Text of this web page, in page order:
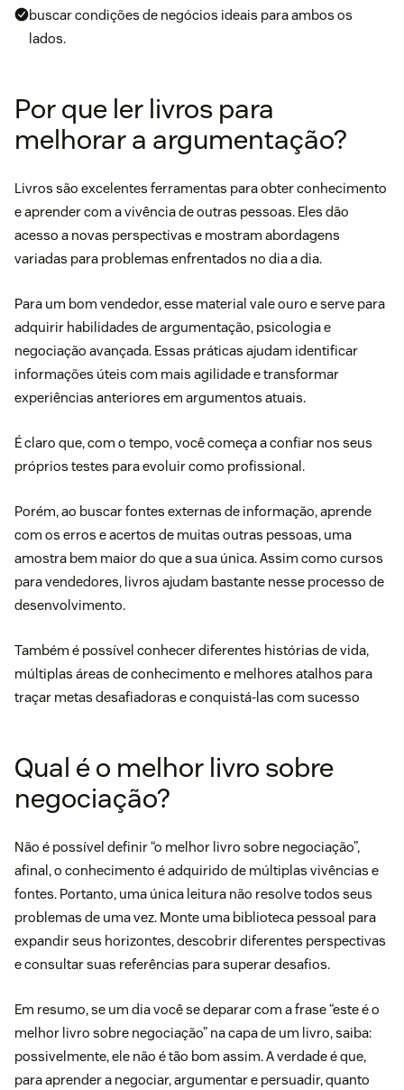
buscar condições de negócios ideais para ambos os
lados.
Por que ler livros para
melhorar a argumentação?
Livros são excelentes ferramentas para obter conhecimento
e aprender com a vivência de outras pessoas. Eles dão
acesso a novas perspectivas e mostram abordagens
variadas para problemas enfrentados no dia a dia.
Para um bom vendedor, esse material vale ouro e serve para
adquirir habilidades de argumentação, psicologia e
negociação avançada. Essas práticas ajudam identificar
informações úteis com mais agilidade e transformar
experiências anteriores em argumentos atuais.
É claro que, com o tempo, você começa a confiar nos seus
próprios testes para evoluir como profissional.
Porém, ao buscar fontes externas de informação, aprende
com os erros e acertos de muitas outras pessoas, uma
amostra bem maior do que a sua única. Assim como cursos
para vendedores, livros ajudam bastante nesse processo de
desenvolvimento.
Também é possível conhecer diferentes histórias de vida,
múltiplas áreas de conhecimento e melhores atalhos para
traçar metas desafiadoras e conquistá-las com sucesso
Qual é o melhor livro sobre
negociação?
Não é possível definir “o melhor livro sobre negociação”,
afinal, o conhecimento é adquirido de múltiplas vivências e
fontes. Portanto, uma única leitura não resolve todos seus
problemas de uma vez. Monte uma biblioteca pessoal para
expandir seus horizontes, descobrir diferentes perspectivas
e consultar suas referências para superar desafios.
Em resumo, se um dia você se deparar com a frase “este é o
melhor livro sobre negociação” na capa de um livro, saiba:
possivelmente, ele não é tão bom assim. A verdade é que,
para aprender a negociar, argumentar e persuadir, quanto